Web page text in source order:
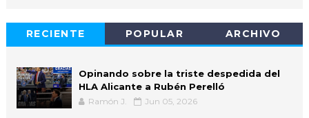
RECIENTE POPULAR ARCHIVO
Opinando sobre la triste despedida del
HLA Alicante a Rubén Perelló
Ramón J. Jun 05, 2026